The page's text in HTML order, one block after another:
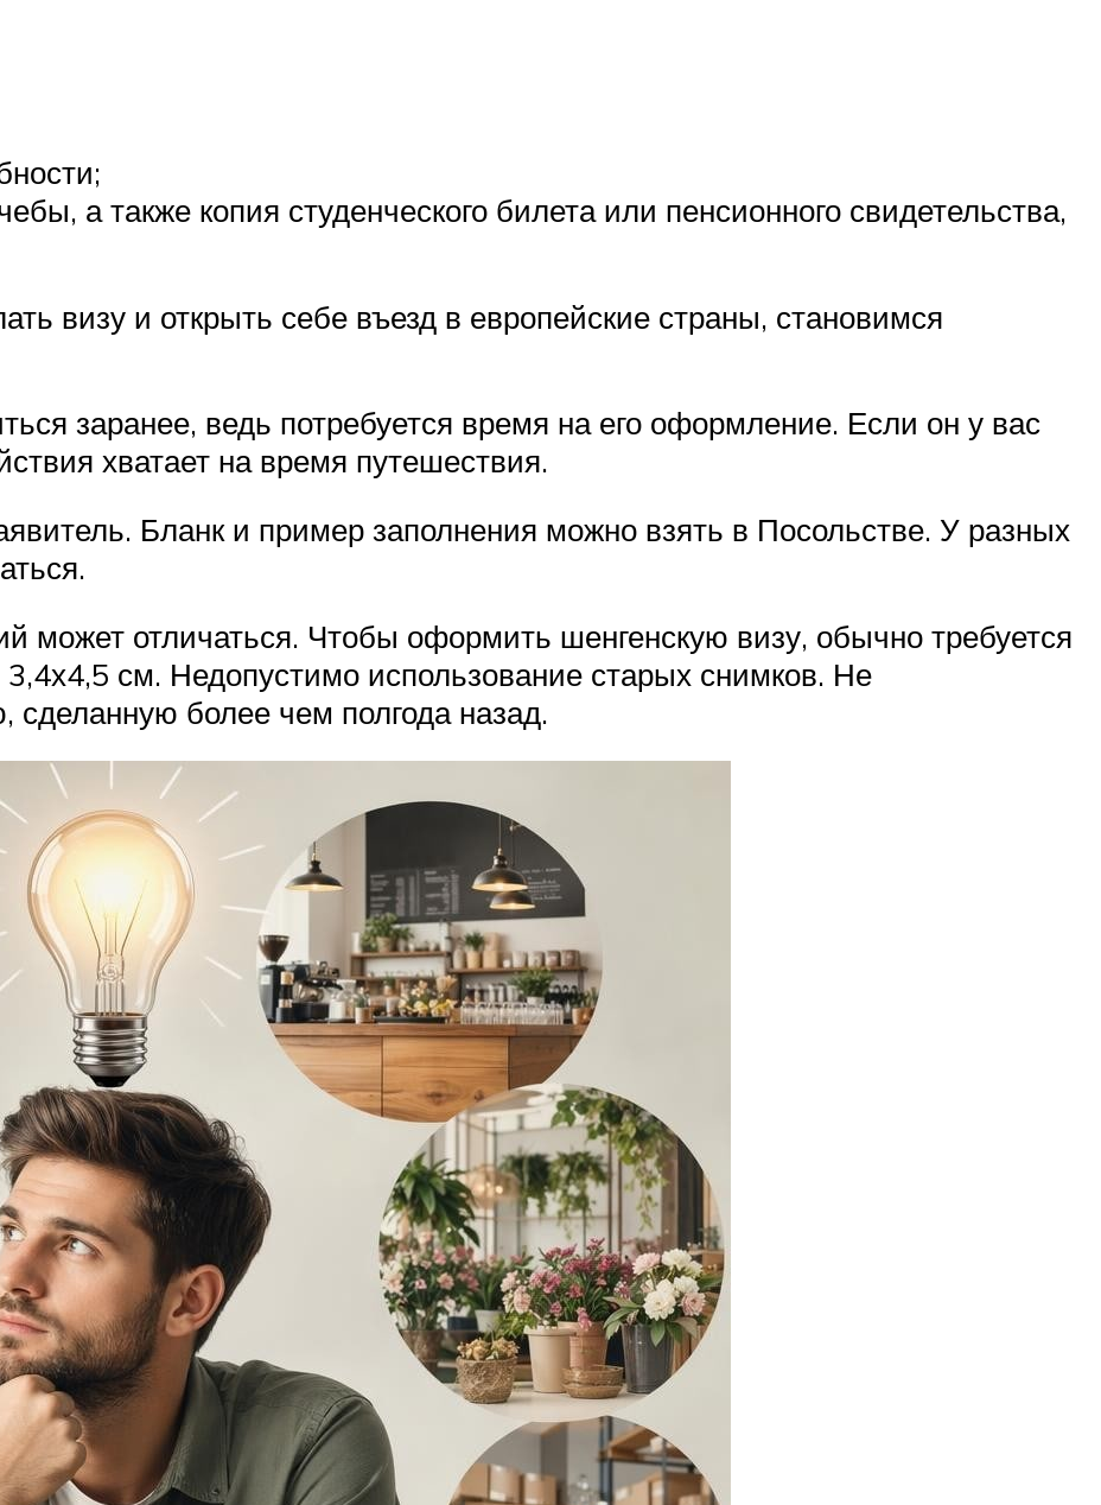
а также копия студенческого билета или пенсионного свидетельства,
визу и открыть себе въезд в европейские страны, становимся
заранее, ведь потребуется время на его оформление. Если он у вас
хватает на время путешествия.
Бланк и пример заполнения можно взять в Посольстве. У разных
может отличаться. Чтобы оформить шенгенскую визу, обычно требуется
см. Недопустимо использование старых снимков. Не
сделанную более чем полгода назад.